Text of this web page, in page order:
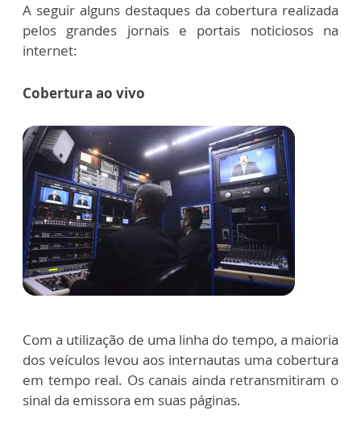
A seguir alguns destaques da cobertura realizada
pelos grandes jornais e portais noticiosos na
internet:
Cobertura ao vivo
Com a utilização de uma linha do tempo, a maioria
dos veículos levou aos internautas uma cobertura
em tempo real. Os canais ainda retransmitiram o
sinal da emissora em suas páginas.